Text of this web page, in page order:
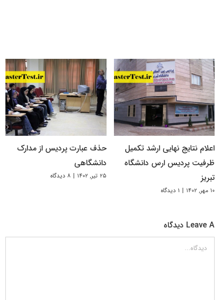
اعلام نتایج نهایی ارشد تکمیل
ظرفیت پردیس ارس دانشگاه
تبریز
۱۰ مهر, ۱۴۰۲ | ۱ دیدگاه
حذف عبارت پردیس از مدارک
دانشگاهی
۲۵ تیر, ۱۴۰۲ | ۸ دیدگاه
Leave A دیدگاه
دیدگاه